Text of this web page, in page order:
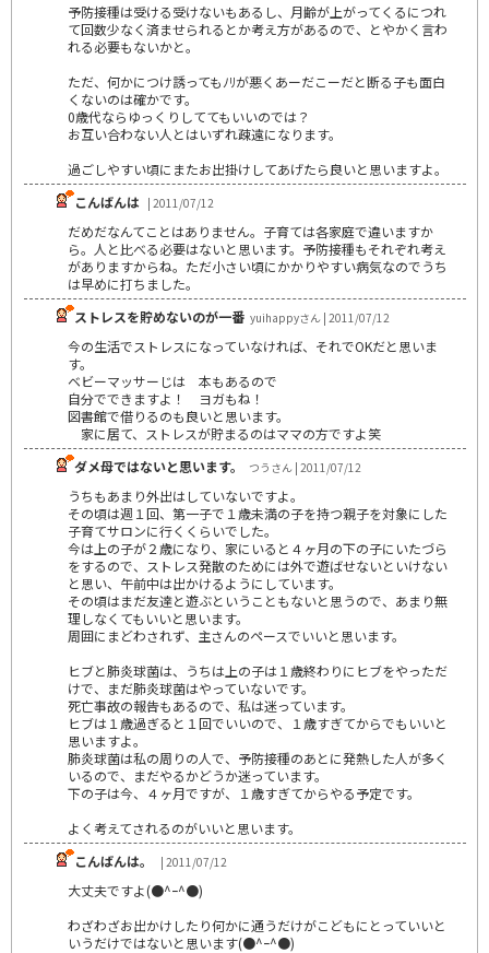
予防接種は受ける受けないもあるし、月齢が上がってくるにつれ
て回数少なく済ませられるとか考え方があるので、とやかく言わ
れる必要もないかと。
ただ、何かにつけ誘ってもﾉﾘが悪くあーだこーだと断る子も面白
くないのは確かです。
0歳代ならゆっくりしててもいいのでは？
お互い合わない人とはいずれ疎遠になります。
過ごしやすい頃にまたお出掛けしてあげたら良いと思いますよ。
こんばんは | 2011/07/12
だめだなんてことはありません。子育ては各家庭で違いますか
ら。人と比べる必要はないと思います。予防接種もそれぞれ考え
がありますからね。ただ小さい頃にかかりやすい病気なのでうち
は早めに打ちました。
ストレスを貯めないのが一番 yuihappyさん | 2011/07/12
今の生活でストレスになっていなければ、それでOKだと思いま
す。
ベビーマッサーじは 本もあるので
自分でできますよ！ ヨガもね！
図書館で借りるのも良いと思います。
家に居て、ストレスが貯まるのはママの方ですよ笑
ダメ母ではないと思います。
つうさん | 2011/07/12
うちもあまり外出はしていないですよ。
その頃は週１回、第一子で１歳未満の子を持つ親子を対象にした
子育てサロンに行くくらいでした。
今は上の子が２歳になり、家にいると４ヶ月の下の子にいたづら
をするので、ストレス発散のためには外で遊ばせないといけない
と思い、午前中は出かけるようにしています。
その頃はまだ友達と遊ぶということもないと思うので、あまり無
理しなくてもいいと思います。
周囲にまどわされず、主さんのペースでいいと思います。
ヒブと肺炎球菌は、うちは上の子は１歳終わりにヒブをやっただ
けで、まだ肺炎球菌はやっていないです。
死亡事故の報告もあるので、私は迷っています。
ヒブは１歳過ぎると１回でいいので、１歳すぎてからでもいいと
思いますよ。
肺炎球菌は私の周りの人で、予防接種のあとに発熱した人が多く
いるので、まだやるかどうか迷っています。
下の子は今、４ヶ月ですが、１歳すぎてからやる予定です。
よく考えてされるのがいいと思います。
こんばんは。
| 2011/07/12
大丈夫ですよ(●^ｰ^●)
わざわざお出かけしたり何かに通うだけがこどもにとっていいと
いうだけではないと思います(●^ｰ^●)